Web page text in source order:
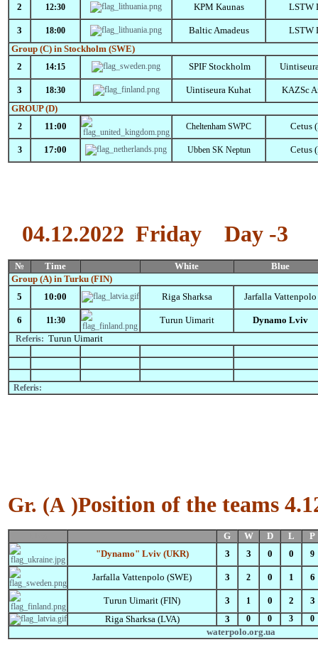
2 12:30 KPM Kaunas LSTW
3 18:00 Baltic Amadeus
LSTW
Group (C) in Stockholm (SWE)
2
14:15 SPIF Stockholm
3 18:30 Uintiseura Kuhat
KAZSc
GROUP (D)
2 11:00 Cheltenham SWPC Cetus
3 17:00 Ubben SK Neptun Cetus
04.12.2022 Friday Day -3
№ Time White
Blue
Group (A) in Turku (FIN)
5
10:00 Riga Sharksa Jarfalla Vattenpolo
6 11:30 Turun Uimarit Dynamo Lviv
Referis: Turun Uimarit
Referis:
Gr. (А )Position of the teams
G W D L
P
"Dynamo" Lviv (UKR)
3 3 0 0 9
Jarfalla Vattenpolo (SWE) 3 2 0 1 6
Turun Uimarit (FIN) 3 1 0 2
3
Riga Sharksa (LVA) 3 0 0 3 0
waterpolo.org.ua